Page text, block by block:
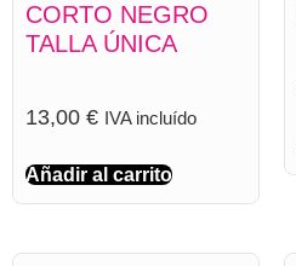
CORTO NEGRO
TALLA ÚNICA
13,00 € IVA incluído
Añadir al carrito